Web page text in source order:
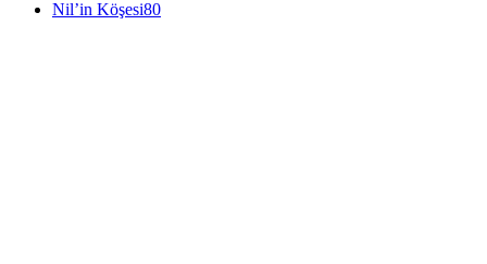
Nil’in Köşesi80